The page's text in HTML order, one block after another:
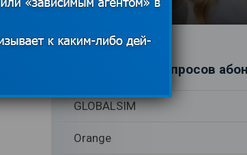
17.06.2026
Рубрики вопросов
GLOBALSIM
Orange